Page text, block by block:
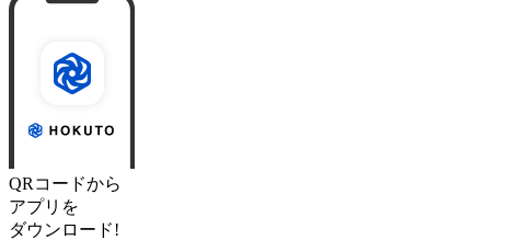
QRコードから
アプリを
ダウンロード!